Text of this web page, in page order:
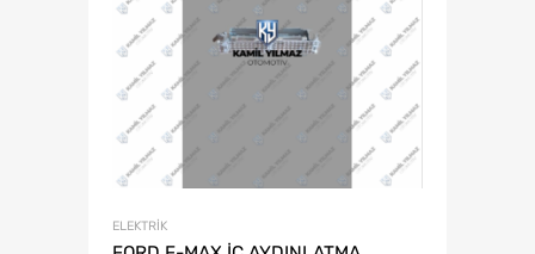
ELEKTRIK